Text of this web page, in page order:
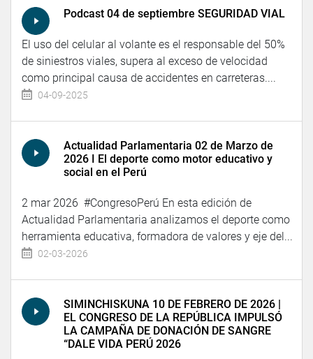
Podcast 04 de septiembre SEGURIDAD VIAL
El uso del celular al volante es el responsable del 50%
de siniestros viales, supera al exceso de velocidad
como principal causa de accidentes en carreteras....
04-09-2025
Actualidad Parlamentaria 02 de Marzo de
2026 I El deporte como motor educativo y
social en el Perú
2 mar 2026 #CongresoPerú En esta edición de
Actualidad Parlamentaria analizamos el deporte como
herramienta educativa, formadora de valores y eje del...
02-03-2026
SIMINCHISKUNA 10 DE FEBRERO DE 2026 |
EL CONGRESO DE LA REPÚBLICA IMPULSÓ
LA CAMPAÑA DE DONACIÓN DE SANGRE
“DALE VIDA PERÚ 2026